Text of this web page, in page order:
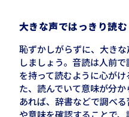
大きな声ではっきり読む
恥ずかしがらずに、大き
しましょう。音読は人前
を持って読むように心が
た、読んでいて意味が分
あれば、辞書などで調べ
や意味を確認することで